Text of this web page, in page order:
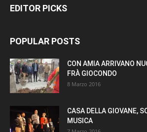
EDITOR PICKS
POPULAR POSTS
CON AMIA ARRIVANO
FRÀ GIOCONDO
8 Marzo 2016
CASA DELLA GIOVANE,
MUSICA